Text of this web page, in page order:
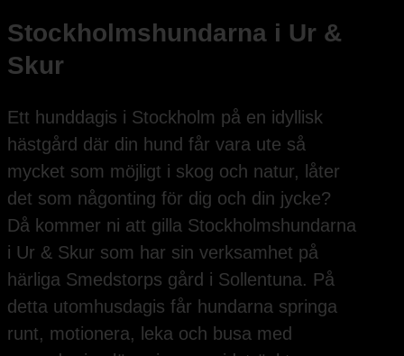
Stockholmshundarna i Ur &
Skur
Ett hunddagis i Stockholm på en idyllisk
hästgård där din hund får vara ute så
mycket som möjligt i skog och natur, låter
det som någonting för dig och din jycke?
Då kommer ni att gilla Stockholmshundarna
i Ur & Skur som har sin verksamhet på
härliga Smedstorps gård i Sollentuna. På
detta utomhusdagis får hundarna springa
runt, motionera, leka och busa med